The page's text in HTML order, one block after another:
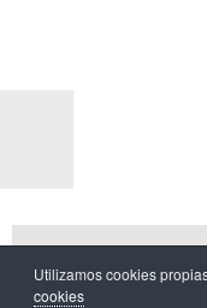
Utilizamos cookies
cookies